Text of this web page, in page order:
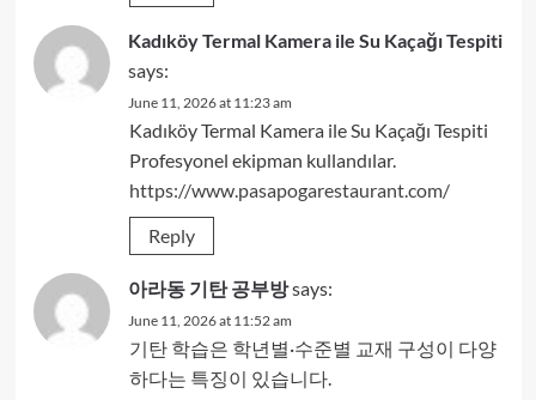
Kadıköy Termal Kamera ile Su Kaçağı Tespiti
says:
June 11, 2026 at 11:23 am
Kadıköy Termal Kamera ile Su Kaçağı Tespiti
Profesyonel ekipman kullandılar.
https://www.pasapogarestaurant.com/
Reply
아라동 기탄 공부방says:
June 11, 2026 at 11:52 am
기탄 학습은 학년별·수준별 교재 구성이 다양
하다는 특징이 있습니다.